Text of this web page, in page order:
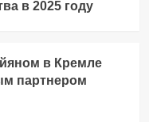
в 2025 году
в Кремле
партнером